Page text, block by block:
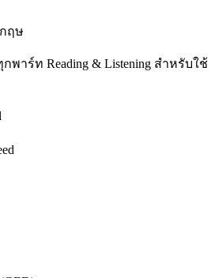
ฤษ
พาร์ท Reading & Listening สำหรับใช้